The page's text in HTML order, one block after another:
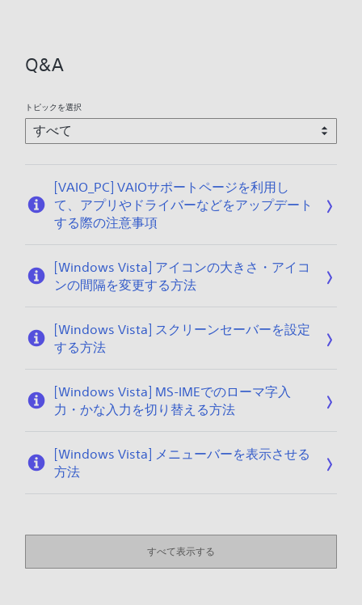
Q&A
トピックを選択
[VAIO_PC] VAIOサポートページを利用し
て、アプリやドライバーなどをアップデート
する際の注意事項
[Windows Vista] アイコンの大きさ・アイコ
ンの間隔を変更する方法
[Windows Vista] スクリーンセーバーを設定
する方法
[Windows Vista] MS-IMEでのローマ字入
力・かな入力を切り替える方法
[Windows Vista] メニューバーを表示させる
方法
すべて表示する